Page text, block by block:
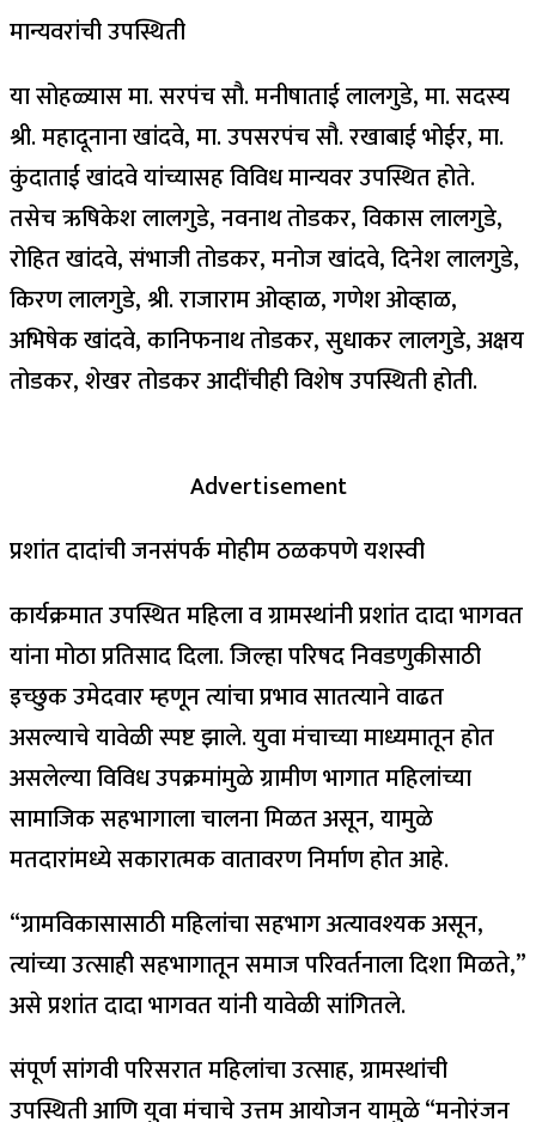
मान्यवरांची उपस्थिती
या सोहळ्यास मा. सरपंच सौ. मनीषाताई लालगुडे, मा. सदस्य
श्री. महादूनाना खांदवे, मा. उपसरपंच सौ. रखाबाई भोईर, मा.
कुंदाताई खांदवे यांच्यासह विविध मान्यवर उपस्थित होते.
तसेच ऋषिकेश लालगुडे, नवनाथ तोडकर, विकास लालगुडे,
रोहित खांदवे, संभाजी तोडकर, मनोज खांदवे, दिनेश लालगुडे,
किरण लालगुडे, श्री. राजाराम ओव्हाळ, गणेश ओव्हाळ,
अभिषेक खांदवे, कानिफनाथ तोडकर, सुधाकर लालगुडे, अक्षय
तोडकर, शेखर तोडकर आदींचीही विशेष उपस्थिती होती.
Advertisement
प्रशांत दादांची जनसंपर्क मोहीम ठळकपणे यशस्वी
कार्यक्रमात उपस्थित महिला व ग्रामस्थांनी प्रशांत दादा भागवत
यांना मोठा प्रतिसाद दिला. जिल्हा परिषद निवडणुकीसाठी
इच्छुक उमेदवार म्हणून त्यांचा प्रभाव सातत्याने वाढत
असल्याचे यावेळी स्पष्ट झाले. युवा मंचाच्या माध्यमातून होत
असलेल्या विविध उपक्रमांमुळे ग्रामीण भागात महिलांच्या
सामाजिक सहभागाला चालना मिळत असून, यामुळे
मतदारांमध्ये सकारात्मक वातावरण निर्माण होत आहे.
“ग्रामविकासासाठी महिलांचा सहभाग अत्यावश्यक असून,
त्यांच्या उत्साही सहभागातून समाज परिवर्तनाला दिशा मिळते,”
असे प्रशांत दादा भागवत यांनी यावेळी सांगितले.
संपूर्ण सांगवी परिसरात महिलांचा उत्साह, ग्रामस्थांची
उपस्थिती आणि युवा मंचाचे उत्तम आयोजन यामुळे “मनोरंजन